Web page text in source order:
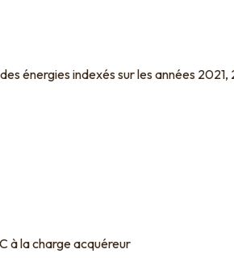
énergies indexés sur les années
à la charge acquéreur